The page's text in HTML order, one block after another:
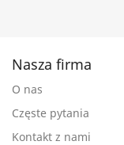
Nasza firma
O nas
Częste pytania
Kontakt z nami